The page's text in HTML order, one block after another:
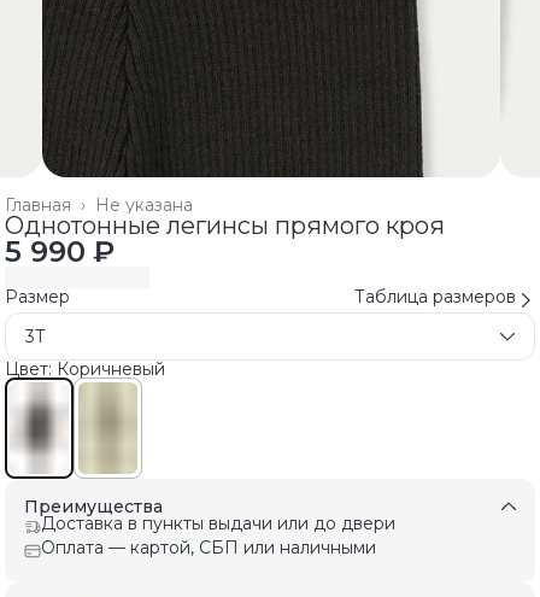
Не указана
Главная ›
Однотонные легинсы прямого кроя
5 990 ₽
Размер
Таблица размеров
3T
Цвет: Коричневый
Преимущества
Доставка в пункты выдачи или до двери
Оплата — картой, СБП или наличными